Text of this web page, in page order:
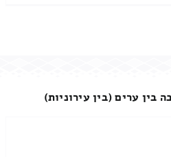
בין ערים (בין עירוניות)